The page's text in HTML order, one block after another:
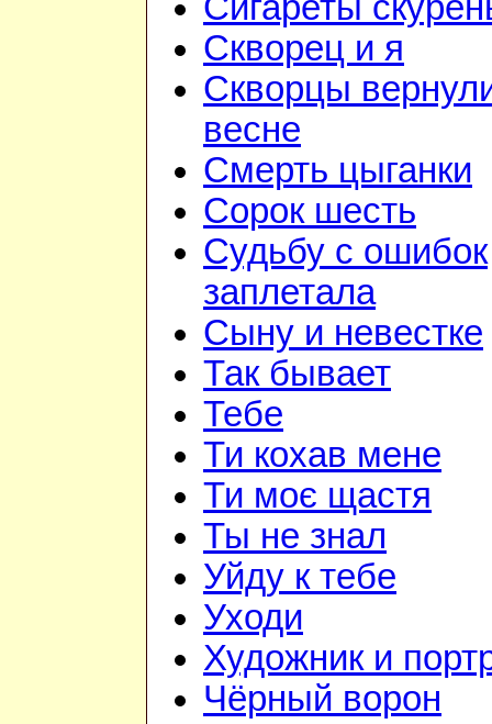
Сигареты
Скворец и я
Скворцы
весне
Смерть цыганки
Сорок шесть
Судьбу с ошибок
заплетала
Сыну и невестке
Так бывает
Тебе
Ти кохав мене
Ти моє щастя
Ты не знал
Уйду к тебе
Уходи
Художник и
Чёрный ворон